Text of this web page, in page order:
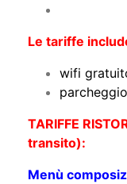
Le tariffe
wifi
TARIFFE
transito):
Menù